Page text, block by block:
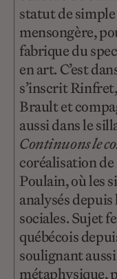
statut de
mensongère,
fabrique du
en art. C’est
s’inscrit
Brault et
aussi dans le
Continuons le
coréalisation
Poulain, où les
analysés
sociales. Sujet
québécois
soulignant
métaphysique,